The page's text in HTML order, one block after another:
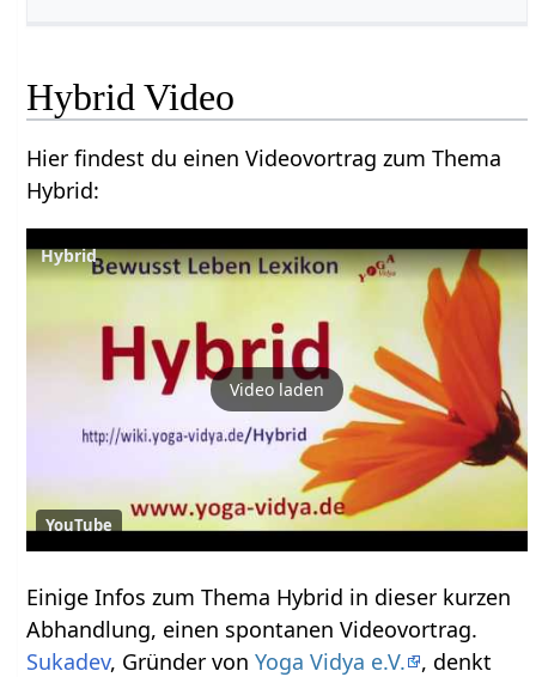
Hybrid‏‎ Video
Hier findest du einen Videovortrag zum Thema
Hybrid‏‎:
Hybrid
Video laden
YouTube
Einige Infos zum Thema Hybrid‏‎ in dieser kurzen
Abhandlung, einen spontanen Videovortrag.
Sukadev, Gründer vonYoga Vidya e.V.
, denkt